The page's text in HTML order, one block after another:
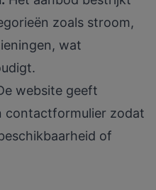
zoals stroom,
wat
website geeft
contactformulier zodat
of